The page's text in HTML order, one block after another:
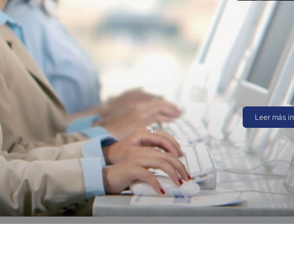
27 julio
Ahora
meses»
Por que
meses”
Leer más